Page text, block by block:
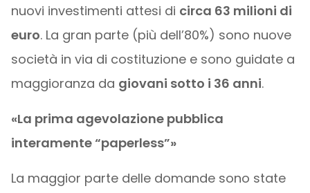
nuovi investimenti attesi di circa 63 milioni di
euro. La gran parte (più dell’80%) sono nuove
società in via di costituzione e sono guidate a
maggioranza da giovani sotto i 36 anni.
«La prima agevolazione pubblica
interamente “paperless”»
La maggior parte delle domande sono state